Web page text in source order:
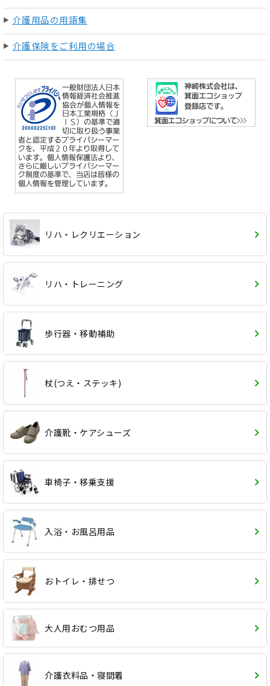
介護用品の用語集
介護保険をご利用の場合
リハ・レクリエーション
リハ・トレーニング
歩行器・移動補助
杖(つえ・ステッキ)
介護靴・ケアシューズ
車椅子・移乗支援
入浴・お風呂用品
おトイレ・排せつ
大人用おむつ用品
介護衣料品・寝間着